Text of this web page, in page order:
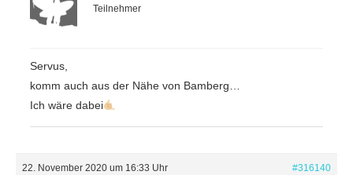
Teilnehmer
Servus,
komm auch aus der Nähe von Bamberg…
Ich wäre dabei
22. November 2020 um 16:33 Uhr #316140